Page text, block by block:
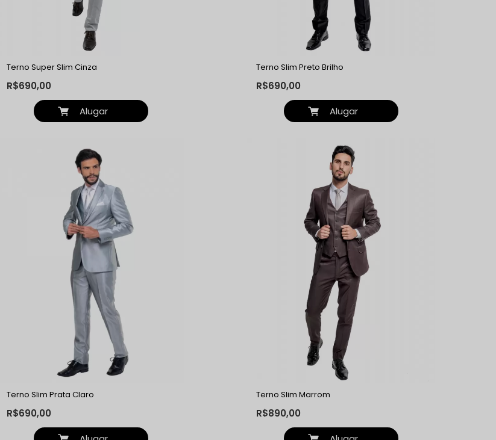
Terno Super Slim Cinza
R$690,00
Alugar
Terno Slim Preto Brilho
R$690,00
Alugar
Terno Slim Prata Claro
R$690,00
Terno Slim Marrom
R$890,00